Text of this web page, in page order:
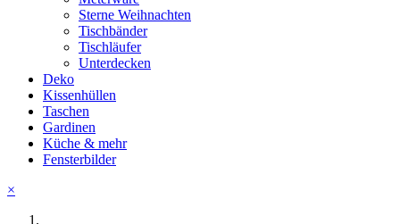
Sterne Weihnachten
Tischbänder
Tischläufer
Unterdecken
Deko
Kissenhüllen
Taschen
Gardinen
Küche & mehr
Fensterbilder
×